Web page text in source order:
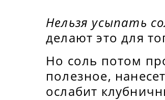
Нельзя усыпать
делают это для
Но соль потом
полезное,
ослабит